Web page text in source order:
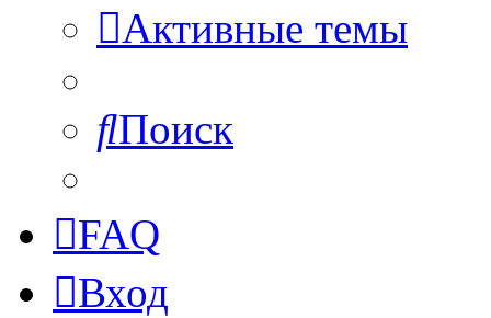
Активные темы
Поиск
FAQ
Вход